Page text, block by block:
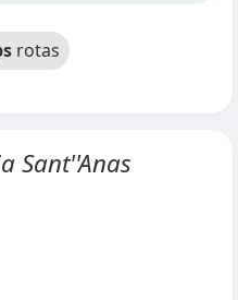
rotas
Sant''Anas